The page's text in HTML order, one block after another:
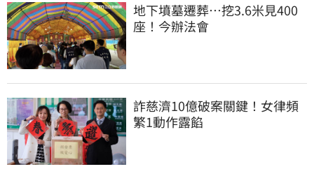
地下墳墓遷葬…挖3.6米見400
座！今辦法會
詐慈濟10億破案關鍵！女律頻
繁1動作露餡